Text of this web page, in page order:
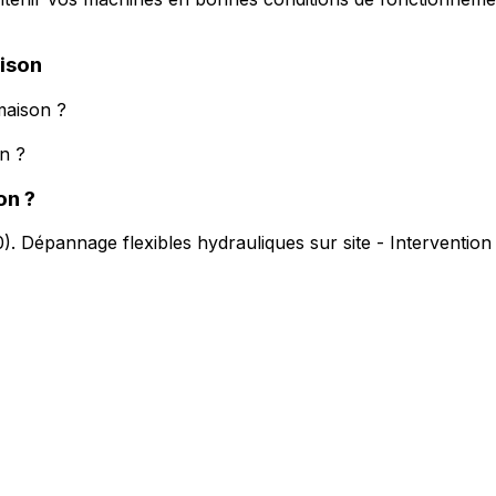
?
?
?
). Dépannage flexibles hydrauliques sur site -